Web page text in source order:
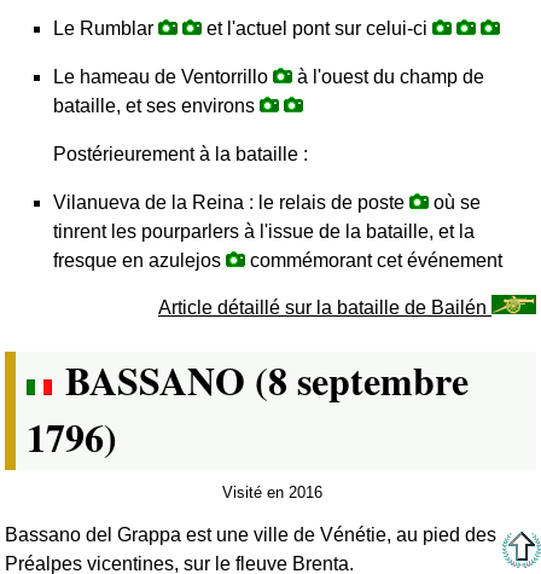
Le Rumblar et l'actuel pont sur celui-ci
Le hameau de Ventorrillo
à l'ouest du champ de
bataille, et ses environs
Postérieurement à la bataille :
Vilanueva de la Reina : le relais de poste
où se
tinrent les pourparlers à l'issue de la bataille, et la
fresque en azulejos
commémorant cet événement
Article détaillé sur la bataille de Bailén
BASSANO (8 septembre
1796)
Visité en 2016
Bassano del Grappa est une ville de Vénétie, au pied des
Préalpes vicentines, sur le fleuve Brenta.